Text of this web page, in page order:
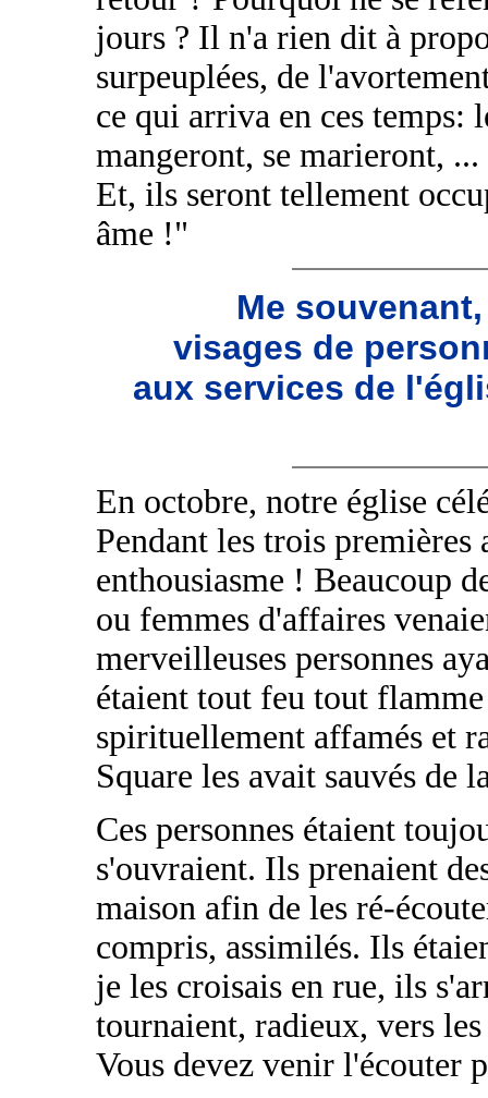
jours ? Il n'a rien dit à
surpeuplées, de
ce qui arriva en ces temps:
mangeront, se marieront, ...
Et, ils seront tellement
âme !"
Me
visages de
aux services de
En octobre, notre église
Pendant les trois
enthousiasme ! Beaucoup
ou femmes d'affaires
merveilleuses personnes
étaient tout feu tout
spirituellement affamés et
Square les avait sauvés de
Ces personnes étaient
s'ouvraient. Ils prenaient
maison afin de les ré-
compris, assimilés. Ils
je les croisais en rue, ils
tournaient, radieux, vers
Vous devez venir l'écouter